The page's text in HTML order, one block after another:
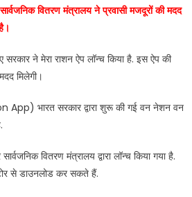
वितरण मंत्रालय ने प्रवासी मजदूरों की मदद
ने मेरा राशन ऐप लॉन्च किया है. इस ऐप की
मिलेगी।
App) भारत सरकार द्वारा शुरू की गई वन नेशन वन
वितरण मंत्रालय द्वारा लॉन्च किया गया है.
से डाउनलोड कर सकते हैं.